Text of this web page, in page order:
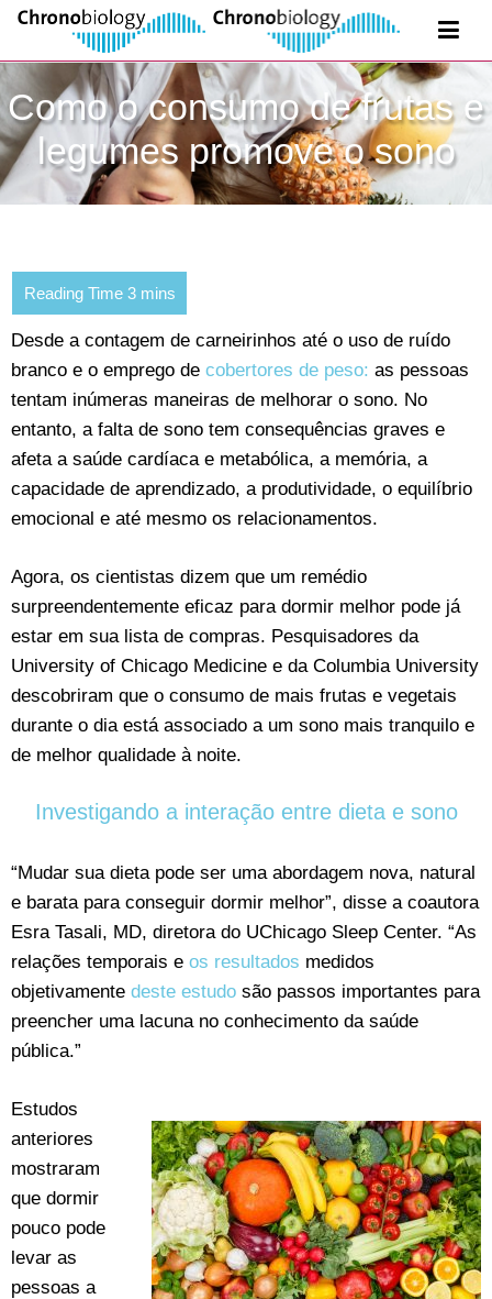
Como o consumo de frutas e
legumes promove o sono
Desde a contagem de carneirinhos até o uso de ruído
branco e o emprego de cobertores de peso: as pessoas
tentam inúmeras maneiras de melhorar o sono. No
entanto, a falta de sono tem consequências graves e
afeta a saúde cardíaca e metabólica, a memória, a
capacidade de aprendizado, a produtividade, o equilíbrio
emocional e até mesmo os relacionamentos.
Agora, os cientistas dizem que um remédio
surpreendentemente eficaz para dormir melhor pode já
estar em sua lista de compras. Pesquisadores da
University of Chicago Medicine e da Columbia University
descobriram que o consumo de mais frutas e vegetais
durante o dia está associado a um sono mais tranquilo e
de melhor qualidade à noite.
Investigando a interação entre dieta e sono
“Mudar sua dieta pode ser uma abordagem nova, natural
e barata para conseguir dormir melhor”, disse a coautora
Esra Tasali, MD, diretora do UChicago Sleep Center. “As
relações temporais e os resultados medidos
objetivamente deste estudo são passos importantes para
preencher uma lacuna no conhecimento da saúde
pública.”
Estudos
anteriores
mostraram
que dormir
pouco pode
levar as
pessoas a